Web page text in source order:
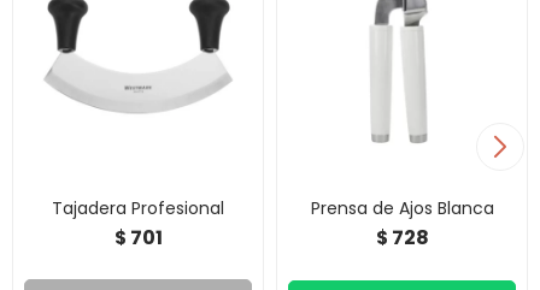
Tajadera Profesional
$ 701
Prensa de Ajos Blanca
$ 728